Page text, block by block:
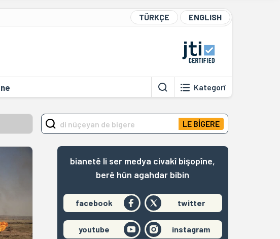
TÜRKÇE ENGLISH
Kategorî
LE BİGERE
bianetê li ser medya civakî bişopîne,
berê hûn agahdar bibin
facebook twitter
youtube instagram